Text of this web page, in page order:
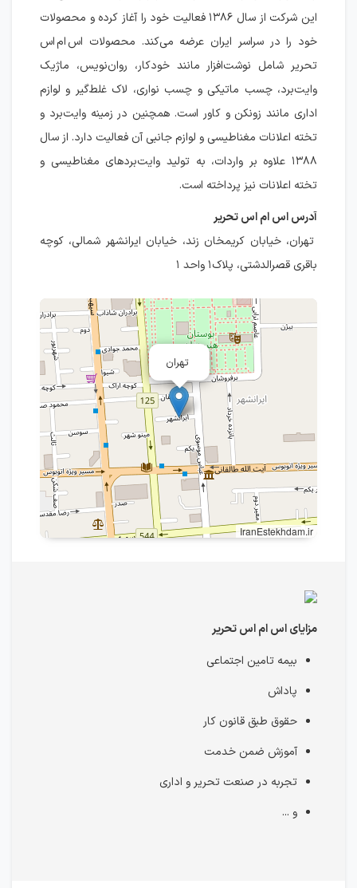
این شرکت از سال ۱۳۸۶ فعالیت خود را آغاز کرده و محصولات
خود را در سراسر ایران عرضه می‌کند. محصولات اس ام اس
تحریر شامل نوشت‌افزار مانند خودکار، روان‌نویس، ماژیک
وایت‌برد، چسب ماتیکی و چسب نواری، لاک غلط‌گیر و لوازم
اداری مانند زونکن و کاور است. همچنین در زمینه وایت‌برد و
تخته اعلانات مغناطیسی و لوازم جانبی آن فعالیت دارد. از سال
۱۳۸۸ علاوه بر واردات، به تولید وایت‌بردهای مغناطیسی و
تخته اعلانات نیز پرداخته است.
آدرس اس ام اس تحریر
تهران، خیابان کریمخان زند، خیابان ایرانشهر شمالی، کوچه
باقری قصرالدشتی، پلاک۱ واحد ۱
تهران
IranEstekhdam.ir
مزایای اس ام اس تحریر
بیمه تامین اجتماعی
پاداش
حقوق طبق قانون کار
آموزش ضمن خدمت
تجربه در صنعت تحریر و اداری
و ...